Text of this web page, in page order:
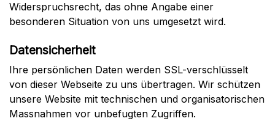
Widerspruchsrecht, das ohne Angabe einer
besonderen Situation von uns umgesetzt wird.
Datensicherheit
Ihre persönlichen Daten werden SSL-verschlüsselt
von dieser Webseite zu uns übertragen. Wir schützen
unsere Website mit technischen und organisatorischen
Massnahmen vor unbefugten Zugriffen.